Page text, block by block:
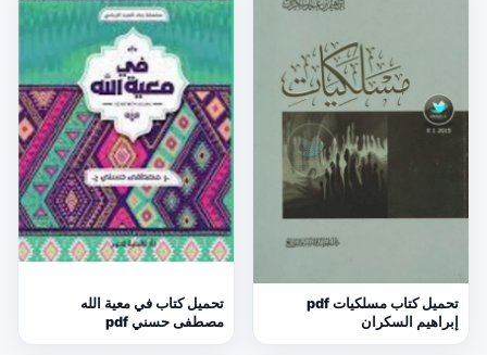
تحميل كتاب مسلكيات pdf
إبراهيم السكران
تحميل كتاب في معية الله
مصطفى حسني pdf